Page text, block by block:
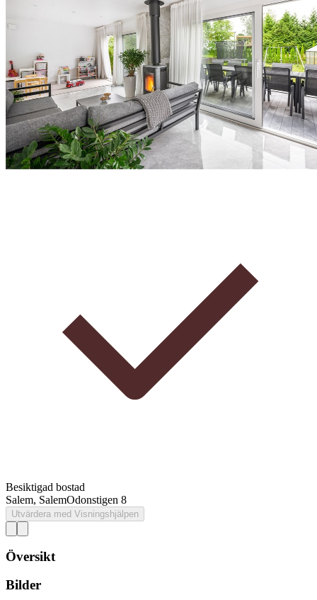
Besiktigad bostad
Salem, SalemOdonstigen 8
Utvärdera med Visningshjälpen
Översikt
Bilder